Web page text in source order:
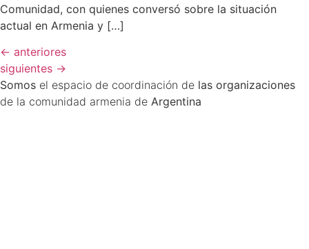
Comunidad, con quienes conversó sobre la situación
actual en Armenia y […]
← anteriores
siguientes →
Somos el espacio de coordinación de las organizaciones
de la comunidad armenia de Argentina